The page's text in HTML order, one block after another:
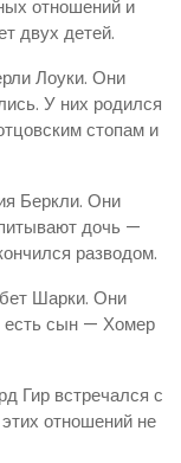
отношений и
двух детей.
Лоуки. Они
У них родился
стопам и
Беркли. Они
дочь —
разводом.
Шарки. Они
есть сын — Хомер
Гир встречался с
отношений не